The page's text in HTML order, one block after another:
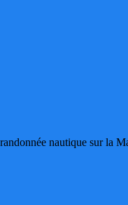
nautique sur la